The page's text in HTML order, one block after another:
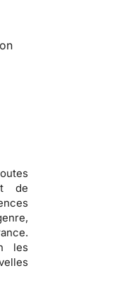
de
les